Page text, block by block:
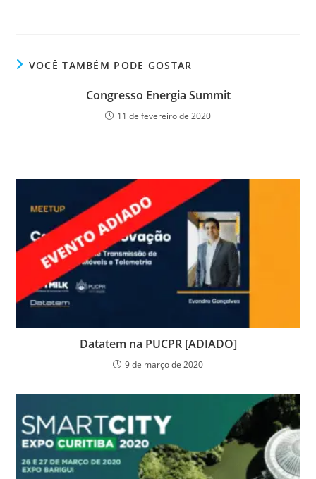
VOCÊ TAMBÉM PODE GOSTAR
Congresso Energia Summit
11 de fevereiro de 2020
Datatem na PUCPR [ADIADO]
9 de março de 2020